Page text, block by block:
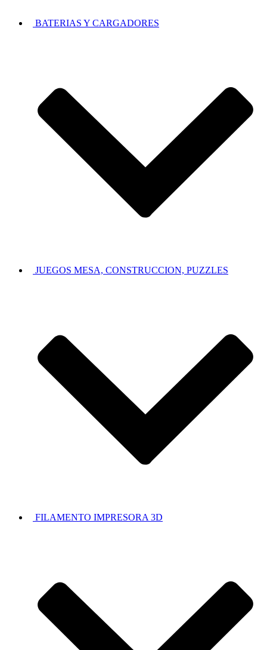
BATERIAS Y CARGADORES
JUEGOS MESA, CONSTRUCCION, PUZZLES
FILAMENTO IMPRESORA 3D